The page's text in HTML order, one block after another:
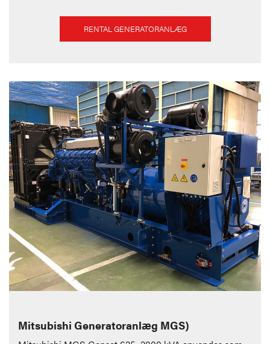
RENTAL GENERATORANLÆG
Mitsubishi Generatoranlæg MGS)